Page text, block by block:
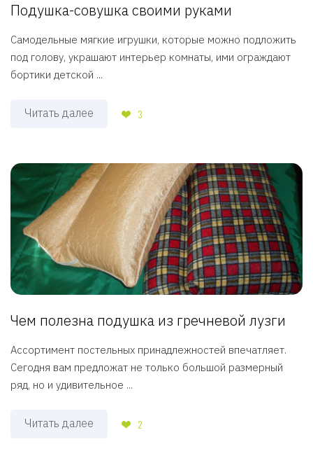
Подушка-совушка своими руками
Самодельные мягкие игрушки, которые можно подложить
под голову, украшают интерьер комнаты, ими ограждают
бортики детской ...
Читать далее 3
Чем полезна подушка из гречневой лузги
Ассортимент постельных принадлежностей впечатляет.
Сегодня вам предложат не только большой размерный
ряд, но и удивительное ...
Читать далее 2